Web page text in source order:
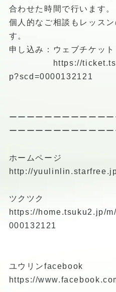
合わせた時間で行います。
個人的なご相談もレッス
す。
申し込み：ウェブチケット
https://
p?scd=0000132121
ーーーーーーーーーーー
ーーーーーーーーーーー
ホームページ
http://
ツクツク
https://home.tsuku2.jp/
000132121
ユウリンfacebook
https://